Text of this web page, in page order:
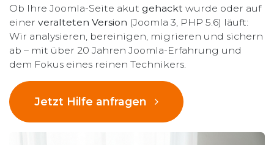
Ob Ihre Joomla-Seite akut gehackt wurde oder auf
einer veralteten Version (Joomla 3, PHP 5.6) läuft:
Wir analysieren, bereinigen, migrieren und sichern
ab – mit über 20 Jahren Joomla-Erfahrung und
dem Fokus eines reinen Technikers.
Jetzt Hilfe anfragen